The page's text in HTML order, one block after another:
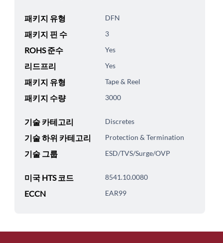
패키지 유형 DFN
패키지 핀 수 3
ROHS 준수 Yes
리드프리 Yes
패키지 유형 Tape & Reel
패키지 수량 3000
기술 카테고리 Discretes
기술 하위 카테고리 Protection & Termination
기술 그룹 ESD/TVS/Surge/OVP
미국 HTS 코드 8541.10.0080
ECCN EAR99